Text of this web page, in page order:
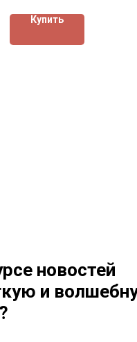
Купить
новостей
и